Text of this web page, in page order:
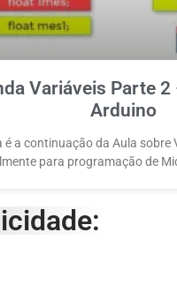
Variáveis Parte 2
Arduino
é a continuação da Aula sobre
para programação de